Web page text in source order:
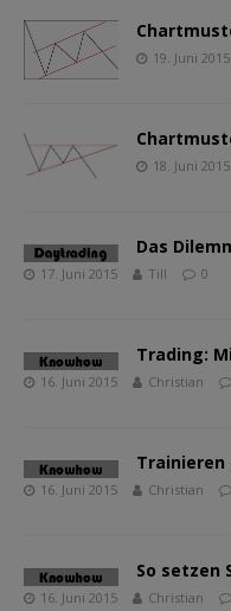
19. Juni 2015
18. Juni 2015
Das
17. Juni 2015 Till 0
Trading:
16. Juni 2015 Christian
Trainieren
16. Juni 2015 Christian
So setzen
16. Juni 2015 Christian